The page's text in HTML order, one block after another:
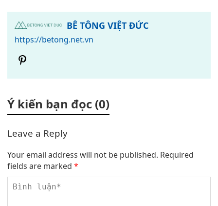
BÊ TÔNG VIỆT ĐỨC
https://betong.net.vn
Ý kiến bạn đọc (0)
Leave a Reply
Your email address will not be published. Required
fields are marked *